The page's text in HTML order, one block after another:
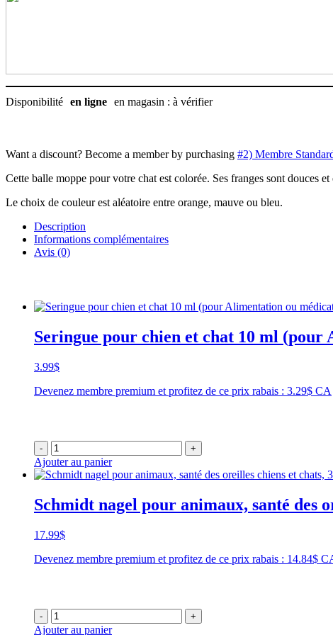
Disponibilité en ligne en magasin : à vérifier
Want a discount? Become a member by purchasing #2) Membre
Cette balle moppe pour votre chat est colorée. Ses franges sont douces
Le choix de couleur est aléatoire entre orange, mauve ou bleu.
Description
Informations complémentaires
Avis (0)
Seringue pour chien et chat 10 ml
3.99$
Devenez membre premium et profitez de ce prix rabais : 3.29$ CA
- +
Ajouter au panier
Schmidt nagel pour animaux, santé des
17.99$
Devenez membre premium et profitez de ce prix rabais : 14.84$
- +
Ajouter au panier